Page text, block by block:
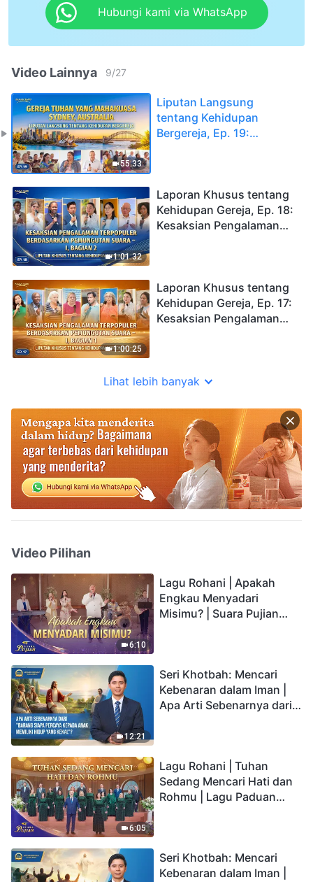
Hubungi kami via WhatsApp
Video Lainnya 9/27
55:33
Liputan Langsung
tentang Kehidupan
Bergereja, Ep. 19:
Australia: Bertumbuh
Melalui Kegagalan dan
Rintangan
1:01:32
Laporan Khusus tentang
Kehidupan Gereja, Ep. 18:
Kesaksian Pengalaman
1:00:25
Laporan Khusus tentang
Kehidupan Gereja, Ep. 17:
Kesaksian Pengalaman
Lihat lebih banyak
Video Pilihan
6:10
Lagu Rohani | Apakah
Engkau Menyadari
Misimu? | Suara Pujian
12:21
Seri Khotbah: Mencari
Kebenaran dalam Iman |
Apa Arti Sebenarnya dari
6:05
Lagu Rohani | Tuhan
Sedang Mencari Hati dan
Rohmu | Lagu Paduan
Seri Khotbah: Mencari
Kebenaran dalam Iman |